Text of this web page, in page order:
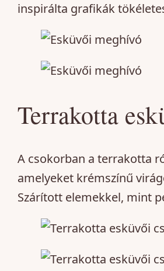
inspirálta grafikák
Terrakotta
A csokorban a terrakotta
amelyeket krémszínű
Szárított elemekkel, mint